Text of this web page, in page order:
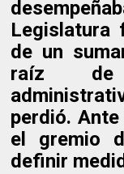
Legislatura
de un
raíz de
perdió.
el gremio
definir